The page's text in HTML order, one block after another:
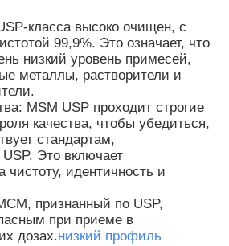
класса высоко очищен, с
99,9%. Это означает, что
низкий уровень примесей,
металлы, растворители и
MSM USP проходит строгие
качества, чтобы убедиться,
стандартам,
Это включает
чистоту, идентичность и
признанный по USP,
при приеме в
дозах.низкий профиль